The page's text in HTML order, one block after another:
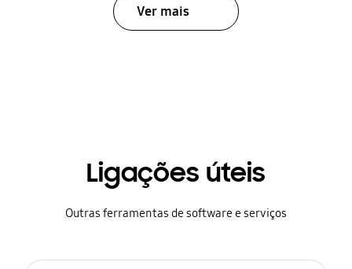
Ver mais
Ligações úteis
Outras ferramentas de software e serviços